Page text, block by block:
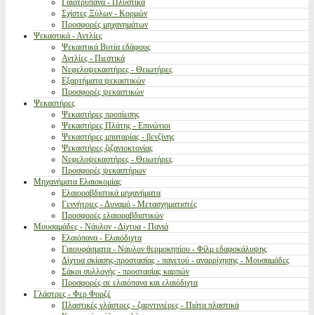
Γαιοτρύπανα - Πλυστικά
Σχίστες Ξύλων - Κορμών
Προσφορές μηχανημάτων
Ψεκαστικά - Αντλίες
Ψεκαστικά Βυτία εδάφους
Αντλίες - Πιεστικά
Νεφελοψεκαστήρες - Θειωτήρες
Εξαρτήματα ψεκαστικών
Προσφορές ψεκαστικών
Ψεκαστήρες
Ψεκαστήρες προπίεσης
Ψεκαστήρες Πλάτης - Επινώτιοι
Ψεκαστήρες μπαταρίας - βενζίνης
Ψεκαστήρες ζιζανιοκτονίας
Νεφελοψεκαστήρες - Θειωτήρες
Προσφορές ψεκαστήρων
Μηχανήματα Ελαιοκομίας
Ελαιοραβδιστικά μηχανήματα
Γεννήτριες - Δυναμό - Μετασχηματιστές
Προσφορές ελαιοραβδιστικών
Μουσαμάδες - Νάυλον - Δίχτυα - Πανιά
Ελαιόπανα - Ελαιόδιχτα
Γαιουφάσματα - Νάυλον θερμοκηπίου - Φίλμ εδαφοκάλυψης
Δίχτυα σκίασης-προστασίας - παγετού - αναρρίχησης - Μουσαμάδες
Σάκοι συλλογής - προστασίας καρπών
Προσφορές σε ελαιόπανα και ελαιόδιχτα
Γλάστρες - Φερ Φορζέ
Πλαστικές γλάστρες - ζαρντινιέρες - Πιάτα πλαστικά